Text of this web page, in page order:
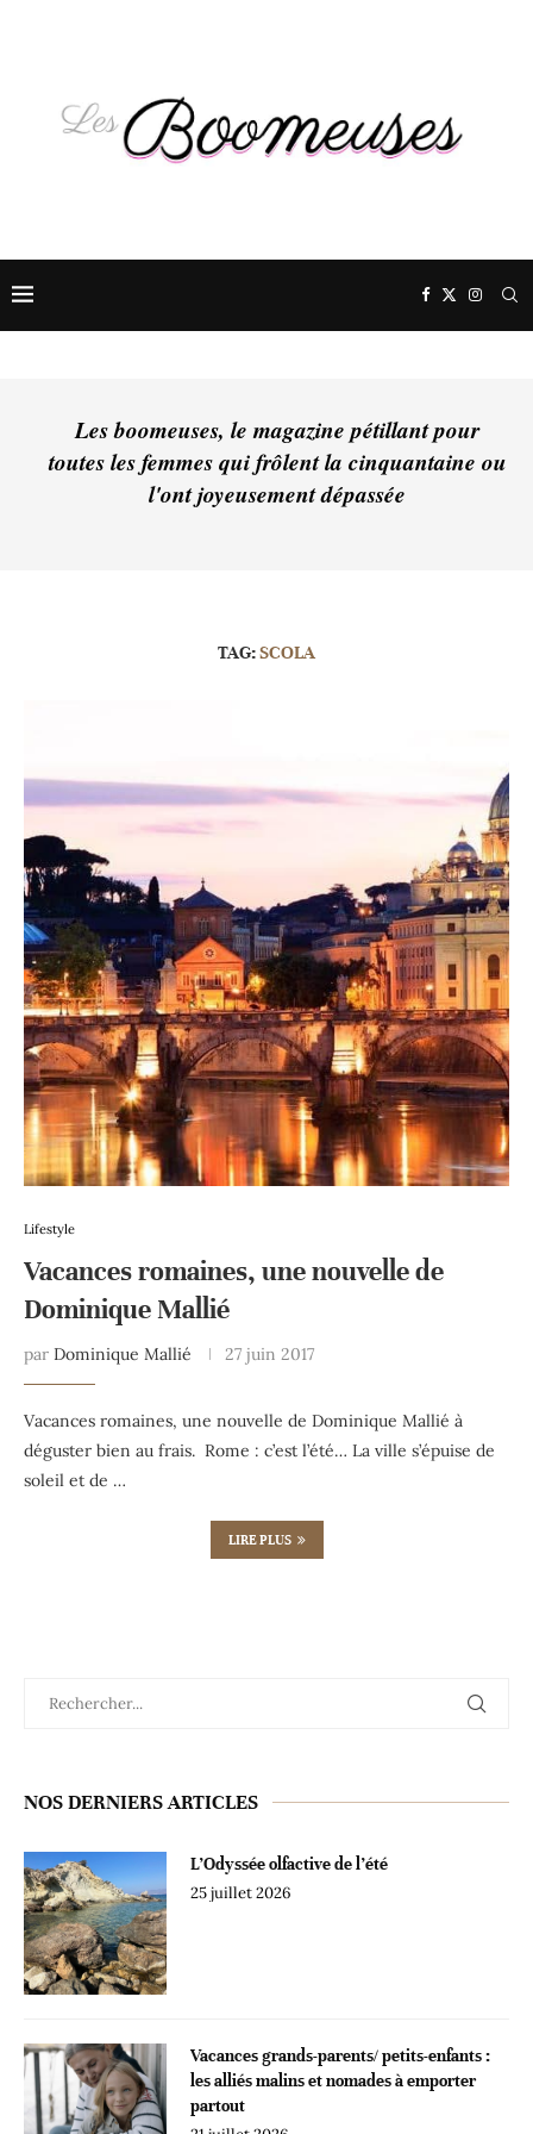
Les boomeuses, le magazine pétillant pour
toutes les femmes qui frôlent la cinquantaine ou
l'ont joyeusement dépassée
TAG:SCOLA
Lifestyle
Vacances romaines, une nouvelle de
Dominique Mallié
par Dominique Mallié 27 juin 2017
Vacances romaines, une nouvelle de Dominique Mallié à
déguster bien au frais. Rome : c’est l’été… La ville s’épuise de
soleil et de …
LIRE PLUS
NOS DERNIERS ARTICLES
L’Odyssée olfactive de l’été
25 juillet 2026
Vacances grands-parents/ petits-enfants :
les alliés malins et nomades à emporter
partout